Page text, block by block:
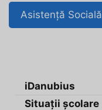
Asistență Socială
iDanubius
Situații școlare